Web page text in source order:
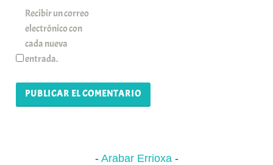
Recibir un correo
electrónico con
cada nueva
entrada.
Arabar Errioxa